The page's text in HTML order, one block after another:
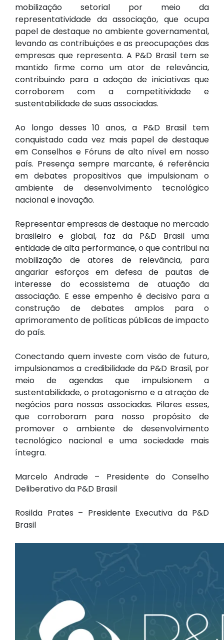
mobilização setorial por meio da
representatividade da associação, que ocupa
papel de destaque no ambiente governamental,
levando as contribuições e as preocupações das
empresas que representa. A P&D Brasil tem se
mantido firme como um ator de relevância,
contribuindo para a adoção de iniciativas que
corroborem com a competitividade e
sustentabilidade de suas associadas.
Ao longo desses 10 anos, a P&D Brasil tem
conquistado cada vez mais papel de destaque
em Conselhos e Fóruns de alto nível em nosso
país. Presença sempre marcante, é referência
em debates propositivos que impulsionam o
ambiente de desenvolvimento tecnológico
nacional e inovação.
Representar empresas de destaque no mercado
brasileiro e global, faz da P&D Brasil uma
entidade de alta performance, o que contribui na
mobilização de atores de relevância, para
angariar esforços em defesa de pautas de
interesse do ecossistema de atuação da
associação. E esse empenho é decisivo para a
construção de debates amplos para o
aprimoramento de políticas públicas de impacto
do país.
Conectando quem investe com visão de futuro,
impulsionamos a credibilidade da P&D Brasil, por
meio de agendas que impulsionem a
sustentabilidade, o protagonismo e a atração de
negócios para nossas associadas. Pilares esses,
que corroboram para nosso propósito de
promover o ambiente de desenvolvimento
tecnológico nacional e uma sociedade mais
íntegra.
Marcelo Andrade – Presidente do Conselho
Deliberativo da P&D Brasil
Rosilda Prates – Presidente Executiva da P&D
Brasil